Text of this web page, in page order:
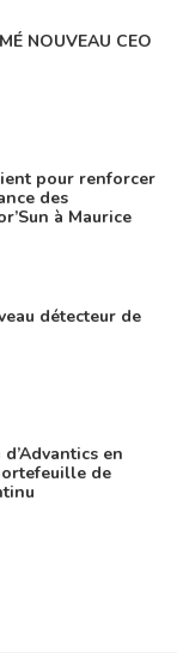
NOUVEAU CEO
pour renforcer
des
à Maurice
détecteur de
en
de